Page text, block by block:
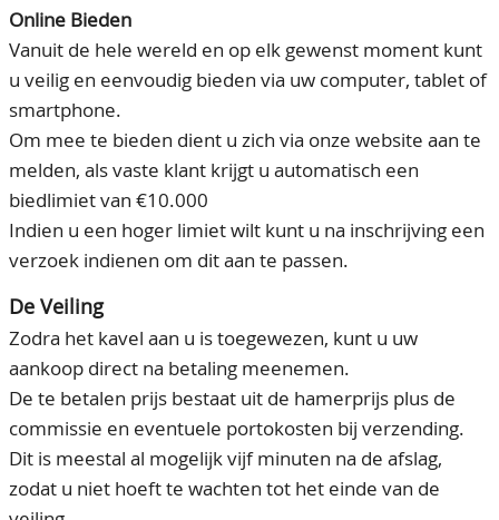
Online Bieden
Vanuit de hele wereld en op elk gewenst moment kunt
u veilig en eenvoudig bieden via uw computer, tablet of
smartphone.
Om mee te bieden dient u zich via onze website aan te
melden, als vaste klant krijgt u automatisch een
biedlimiet van €10.000
Indien u een hoger limiet wilt kunt u na inschrijving een
verzoek indienen om dit aan te passen.
De Veiling
Zodra het kavel aan u is toegewezen, kunt u uw
aankoop direct na betaling meenemen.
De te betalen prijs bestaat uit de hamerprijs plus de
commissie en eventuele portokosten bij verzending.
Dit is meestal al mogelijk vijf minuten na de afslag,
zodat u niet hoeft te wachten tot het einde van de